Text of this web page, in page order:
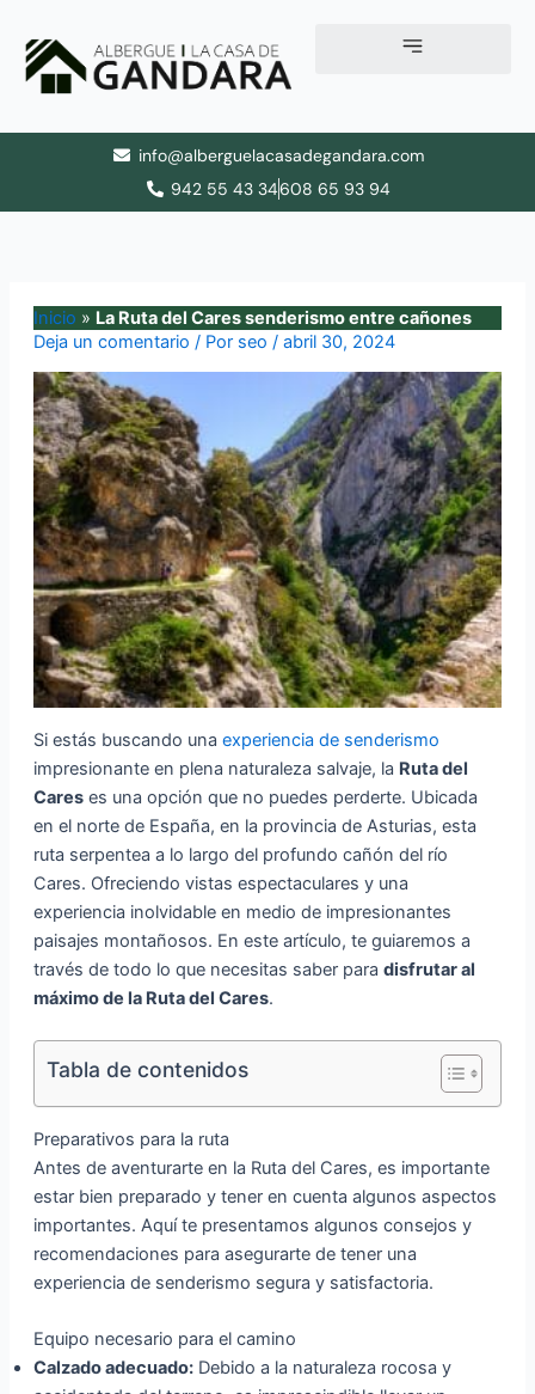
contenido
info@alberguelacasadegandara.com
942 55 43 34608 65 93 94
Inicio » La Ruta del Cares senderismo entre cañones
Deja un comentario / Por seo / abril 30, 2024
Si estás buscando una experiencia de senderismo
impresionante en plena naturaleza salvaje, la Ruta del
Careses una opción que no puedes perderte. Ubicada
en el norte de España, en la provincia de Asturias, esta
ruta serpentea a lo largo del profundo cañón del río
Cares. Ofreciendo vistas espectaculares y una
experiencia inolvidable en medio de impresionantes
paisajes montañosos. En este artículo, te guiaremos a
través de todo lo que necesitas saber para disfrutar al
máximo de la Ruta del Cares.
Tabla de contenidos
Preparativos para la ruta
Antes de aventurarte en la Ruta del Cares, es importante
estar bien preparado y tener en cuenta algunos aspectos
importantes. Aquí te presentamos algunos consejos y
recomendaciones para asegurarte de tener una
experiencia de senderismo segura y satisfactoria.
Equipo necesario para el camino
Calzado adecuado:Debido a la naturaleza rocosa y